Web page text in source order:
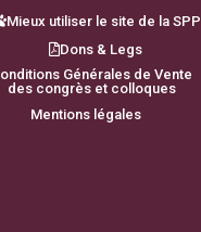
Mieux utiliser le site de la SPP
Dons & Legs
Générales de Vente
des congrès et colloques
Mentions légales